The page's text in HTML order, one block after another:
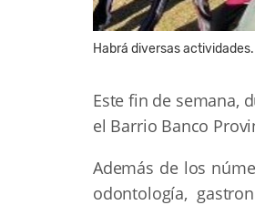
Habrá diversas actividades.
Este fin de semana,
el Barrio Banco
Además de los
odontología,